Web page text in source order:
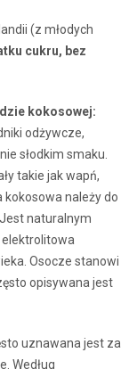
(z młodych
cukru, bez
kokosowej:
odżywcze,
słodkim smaku.
takie jak wapń,
kokosowa należy do
naturalnym
Osocze stanowi
opisywana jest
uznawana jest za
Według